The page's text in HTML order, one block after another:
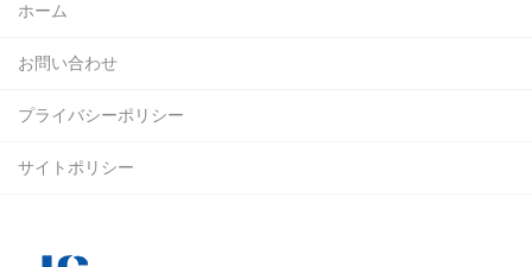
ホーム
お問い合わせ
プライバシーポリシー
サイトポリシー